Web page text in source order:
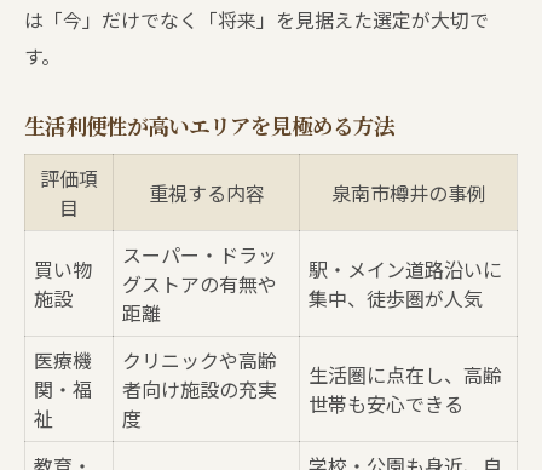
は「今」だけでなく「将来」を見据えた選定が大切で
す。
生活利便性が高いエリアを見極める方法
評価項
目
重視する内容 泉南市樽井の事例
買い物
施設
スーパー・ドラッ
グストアの有無や
距離
駅・メイン道路沿いに
集中、徒歩圏が人気
医療機
関・福
祉
クリニックや高齢
者向け施設の充実
度
生活圏に点在し、高齢
世帯も安心できる